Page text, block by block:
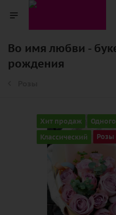
Во имя любви -
рождения
Хит продаж
Классический
Розы